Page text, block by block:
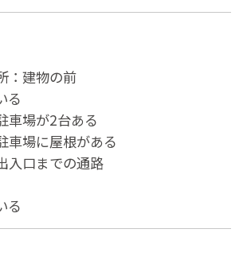
：建物の前
る
車場が2台ある
車場に屋根がある
入口までの通路
る